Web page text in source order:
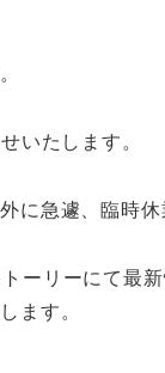
いたします。
に急遽、臨時
ーリーにて最
ます。